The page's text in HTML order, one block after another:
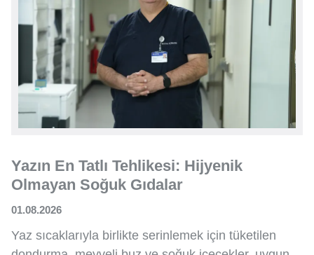
Yazın En Tatlı Tehlikesi: Hijyenik
Olmayan Soğuk Gıdalar
01.08.2026
Yaz sıcaklarıyla birlikte serinlemek için tüketilen